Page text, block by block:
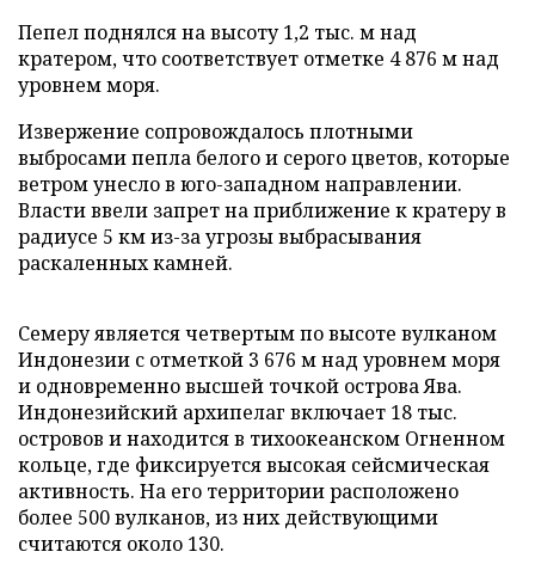
Пепел поднялся на высоту 1,2 тыс. м над
кратером, что соответствует отметке 4 876 м над
уровнем моря.
Извержение сопровождалось плотными
выбросами пепла белого и серого цветов, которые
ветром унесло в юго-западном направлении.
Власти ввели запрет на приближение к кратеру в
радиусе 5 км из-за угрозы выбрасывания
раскаленных камней.
Семеру является четвертым по высоте вулканом
Индонезии с отметкой 3 676 м над уровнем моря
и одновременно высшей точкой острова Ява.
Индонезийский архипелаг включает 18 тыс.
островов и находится в тихоокеанском Огненном
кольце, где фиксируется высокая сейсмическая
активность. На его территории расположено
более 500 вулканов, из них действующими
считаются около 130.